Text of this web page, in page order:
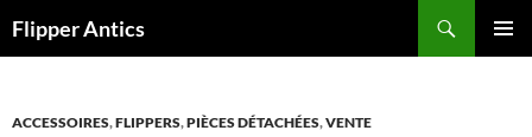
auFlipper Antics
ACCESSOIRES,FLIPPERS,PIÈCES DÉTACHÉES,VENTE